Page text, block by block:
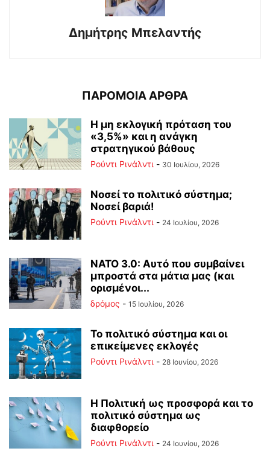
Δημήτρης Μπελαντής
ΠΑΡΟΜΟΙΑ ΑΡΘΡΑ
Η μη εκλογική πρόταση του
«3,5%» και η ανάγκη
στρατηγικού βάθους
Ρούντι Ρινάλντι - 30 Ιουλίου, 2026
Νοσεί το πολιτικό σύστημα;
Νοσεί βαριά!
Ρούντι Ρινάλντι - 24 Ιουλίου, 2026
ΝΑΤΟ 3.0: Αυτό που συμβαίνει
μπροστά στα μάτια μας (και
ορισμένοι...
δρόμος - 15 Ιουλίου, 2026
Το πολιτικό σύστημα και οι
επικείμενες εκλογές
Ρούντι Ρινάλντι - 28 Ιουνίου, 2026
Η Πολιτική ως προσφορά και το
πολιτικό σύστημα ως
διαφθορείο
Ρούντι Ρινάλντι - 24 Ιουνίου, 2026